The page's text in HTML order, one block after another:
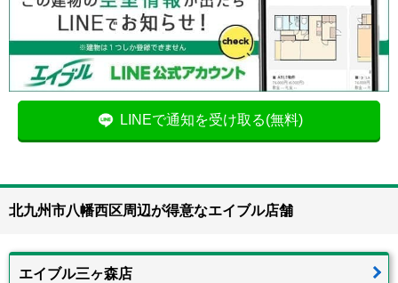
LINEで通知を受け取る(無料)
北九州市八幡西区周辺が得意なエイブル店舗
エイブル三ヶ森店